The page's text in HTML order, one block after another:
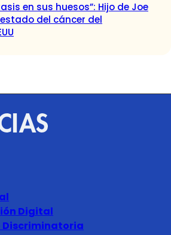
en sus huesos”: Hijo de Joe
del cáncer del
Digital
Discriminatoria